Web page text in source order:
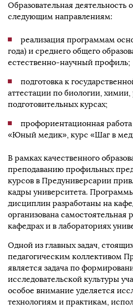
Образовательная деятельность
следующим направлениям:
реализация программам
года) и среднего общего
естественно-научный профиль;
подготовка к
аттестации по биологии,
подготовительных курсах;
профориентационная
«Юный медик», курс «Шаг в
В рамках качественного
преподаванию профильных
курсов в Предуниверсарии
кадры университета.
дисциплин разработаны на
организована самостоятельная
кафедрах и в лабораториях
Одной из главных задач,
педагогическим коллективом
является задача по
исследовательской культуры
особое внимание уделяется
технологиям и практикам,